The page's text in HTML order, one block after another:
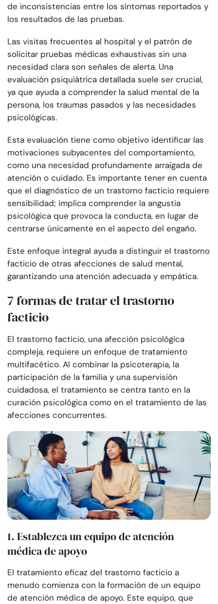
de inconsistencias entre los síntomas reportados y
los resultados de las pruebas.
Las visitas frecuentes al hospital y el patrón de
solicitar pruebas médicas exhaustivas sin una
necesidad clara son señales de alerta. Una
evaluación psiquiátrica detallada suele ser crucial,
ya que ayuda a comprender la salud mental de la
persona, los traumas pasados y las necesidades
psicológicas.
Esta evaluación tiene como objetivo identificar las
motivaciones subyacentes del comportamiento,
como una necesidad profundamente arraigada de
atención o cuidado. Es importante tener en cuenta
que el diagnóstico de un trastorno facticio requiere
sensibilidad; implica comprender la angustia
psicológica que provoca la conducta, en lugar de
centrarse únicamente en el aspecto del engaño.
Este enfoque integral ayuda a distinguir el trastorno
facticio de otras afecciones de salud mental,
garantizando una atención adecuada y empática.
7 formas de tratar el trastorno
facticio
El trastorno facticio, una afección psicológica
compleja, requiere un enfoque de tratamiento
multifacético. Al combinar la psicoterapia, la
participación de la familia y una supervisión
cuidadosa, el tratamiento se centra tanto en la
curación psicológica como en el tratamiento de las
afecciones concurrentes.
1. Establezca un equipo de atención
médica de apoyo
El tratamiento eficaz del trastorno facticio a
menudo comienza con la formación de un equipo
de atención médica de apoyo. Este equipo, que